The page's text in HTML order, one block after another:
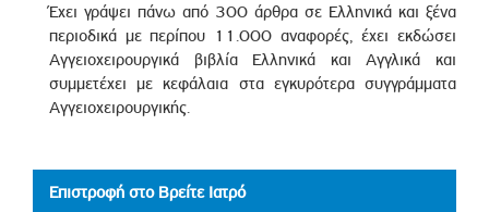
Έχει γράψει πάνω από 300 άρθρα σε Ελληνικά και ξένα
περιοδικά με περίπου 11.000 αναφορές, έχει εκδώσει
Αγγειοχειρουργικά βιβλία Ελληνικά και Αγγλικά και
συμμετέχει με κεφάλαια στα εγκυρότερα συγγράμματα
Αγγειοχειρουργικής.
Επιστροφή στο Βρείτε Ιατρό